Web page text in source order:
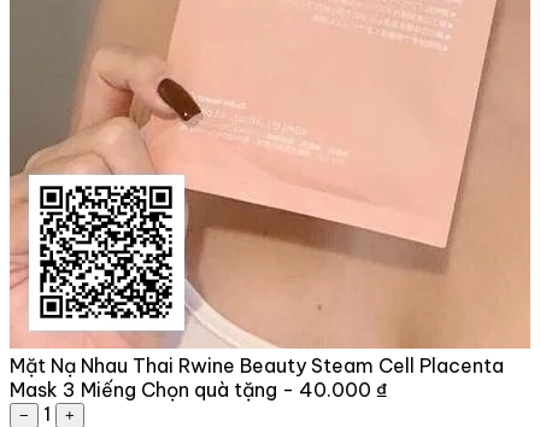
Mặt Nạ Nhau Thai Rwine Beauty Steam Cell Placenta
Mask 3 Miếng Chọn quà tặng - 40.000 ₫
− 1
+